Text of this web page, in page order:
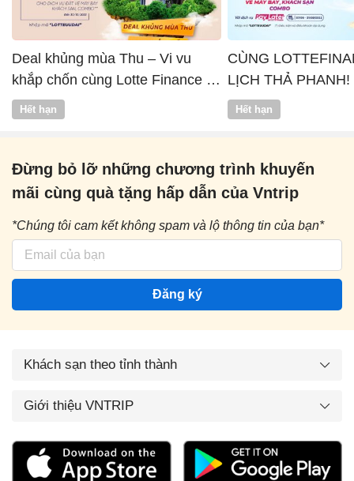
Deal khủng mùa Thu – Vi vu
khắp chốn cùng Lotte Finance x
Vntrip
Hết hạn
CÙNG
LỊCH THẢ PHANH!
Hết hạn
Đừng bỏ lỡ những chương trình khuyến
mãi cùng quà tặng hấp dẫn của Vntrip
*Chúng tôi cam kết không spam và lộ thông tin của bạn*
Đăng ký
Khách sạn theo tỉnh thành
Giới thiệu VNTRIP